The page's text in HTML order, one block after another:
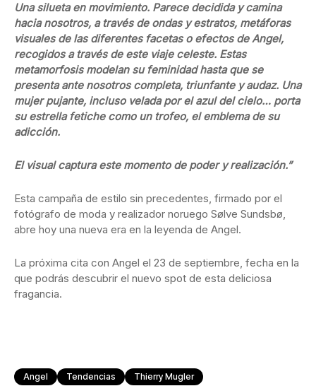
Una silueta en movimiento. Parece decidida y camina
hacia nosotros, a través de ondas y estratos, metáforas
visuales de las diferentes facetas o efectos de Angel,
recogidos a través de este viaje celeste. Estas
metamorfosis modelan su feminidad hasta que se
presenta ante nosotros completa, triunfante y audaz. Una
mujer pujante, incluso velada por el azul del cielo… porta
su estrella fetiche como un trofeo, el emblema de su
adicción.
El visual captura este momento de poder y realización.”
Esta campaña de estilo sin precedentes, firmado por el
fotógrafo de moda y realizador noruego Sølve Sundsbø,
abre hoy una nueva era en la leyenda de Angel.
La próxima cita con Angel el 23 de septiembre, fecha en la
que podrás descubrir el nuevo spot de esta deliciosa
fragancia.
Angel Tendencias Thierry Mugler